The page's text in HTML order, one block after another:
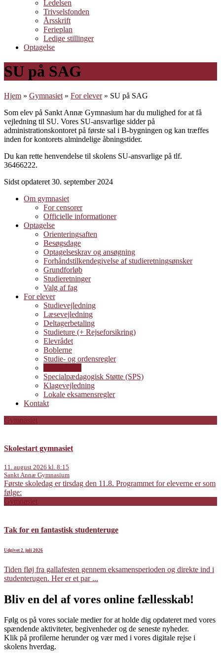
Ledelsen
Trivselsfonden
Årsskrift
Ferieplan
Ledige stillinger
Optagelse
SU på SAG
Hjem » Gymnasiet » For elever» SU på SAG
Som elev på Sankt Annæ Gymnasium har du mulighed for at få
vejledning til SU. Vores SU-ansvarlige sidder på
administrationskontoret på første sal i B-bygningen og kan træffes
inden for kontorets almindelige åbningstider.
Du kan rette henvendelse til skolens SU-ansvarlige på tlf.
36466222.
Sidst opdateret 30. september 2024
Om gymnasiet
For censorer
Officielle informationer
Optagelse
Orienteringsaften
Besøgsdage
Optagelseskrav og ansøgning
Forhåndstilkendegivelse af studieretningsønsker
Grundforløb
Studieretninger
Valg af fag
For elever
Studievejledning
Læsevejledning
Deltagerbetaling
Studieture (+ Rejseforsikring)
Elevrådet
Boblerne
Studie- og ordensregler
Specialpædagogisk Støtte (SPS)
Klagevejledning
Lokale eksamensregler
Kontakt
Skolestart gymnasiet
11. august 2026 kl. 8:15
Sankt Annæ Gymnasium
Første skoledag er tirsdag den 11.8. Programmet for eleverne er som
følge:
Tak for en fantastisk studenteruge
Udgivet 2. juli 2026
Tiden fløj fra gallafesten gennem eksamensperioden og direkte ind i
studenterugen. Her er et par ...
Bliv en del af vores online fællesskab!
Følg os på vores sociale medier for at holde dig opdateret med vores
spændende aktiviteter, begivenheder og de seneste nyheder.
Klik på profilerne herunder og vær med i vores digitale rejse i
skolens hverdag.